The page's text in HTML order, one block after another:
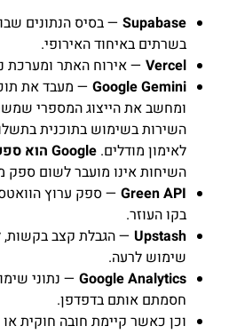
Supabase — בסיס הנתונים
בשרתים באיחוד האירופי.
Vercel — אירוח האתר ומערכת
Google Gemini — מעבד את
ומחשב את הייצוג המספרי
השירות בשימוש בתוכנית
לאימון מודלים. Google הוא ספק ה-AI היחיד
השיחות אינו מועבר לשום ספק
Green API — ספק ערוץ
בקו העוזר.
Upstash
שימוש לרעה.
Google Analytics — נתוני
חסמתם אותם בדפדפן.
וכן כאשר קיימת חובה חוקית או